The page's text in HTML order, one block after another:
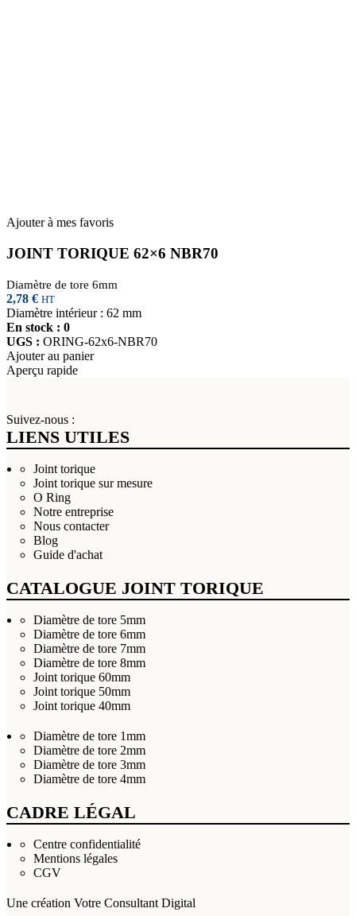
Ajouter à mes favoris
JOINT TORIQUE 62×6 NBR70
Diamètre de tore 6mm
2,78 € HT
Diamètre intérieur : 62 mm
En stock : 0
UGS : ORING-62x6-NBR70
Ajouter au panier
Aperçu rapide
Suivez-nous :
LIENS UTILES
Joint torique
Joint torique sur mesure
O Ring
Notre entreprise
Nous contacter
Blog
Guide d'achat
CATALOGUE JOINT TORIQUE
Diamètre de tore 5mm
Diamètre de tore 6mm
Diamètre de tore 7mm
Diamètre de tore 8mm
Joint torique 60mm
Joint torique 50mm
Joint torique 40mm
Diamètre de tore 1mm
Diamètre de tore 2mm
Diamètre de tore 3mm
Diamètre de tore 4mm
CADRE LÉGAL
Centre confidentialité
Mentions légales
CGV
Une création Votre Consultant Digital